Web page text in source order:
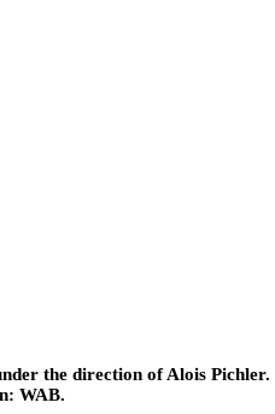
the direction of Alois
WAB.